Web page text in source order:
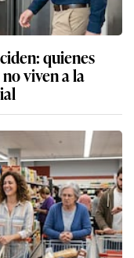
quienes
viven a la